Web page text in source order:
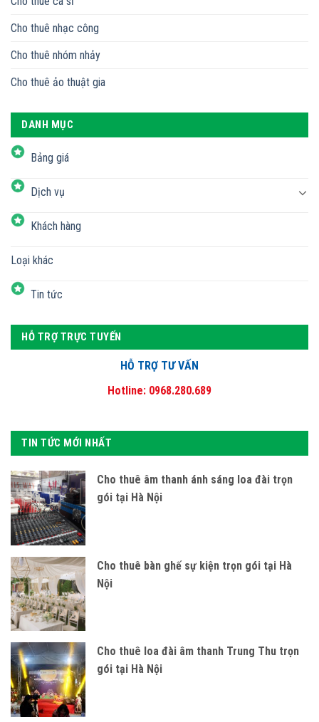
Cho thuê nhạc công
Cho thuê nhóm nhảy
Cho thuê ảo thuật gia
DANH MỤC
Bảng giá
Dịch vụ
Khách hàng
Loại khác
Tin tức
HỖ TRỢ TRỰC TUYẾN
HỖ TRỢ TƯ VẤN
Hotline: 0968.280.689
TIN TỨC MỚI NHẤT
Cho thuê âm thanh ánh sáng loa đài trọn
gói tại Hà Nội
Cho thuê bàn ghế sự kiện trọn gói tại Hà
Nội
Cho thuê loa đài âm thanh Trung Thu trọn
gói tại Hà Nội